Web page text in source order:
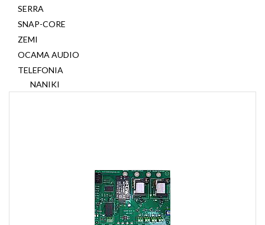
SERRA
SNAP-CORE
ZEMI
OCAMA AUDIO
TELEFONIA
NANIKI